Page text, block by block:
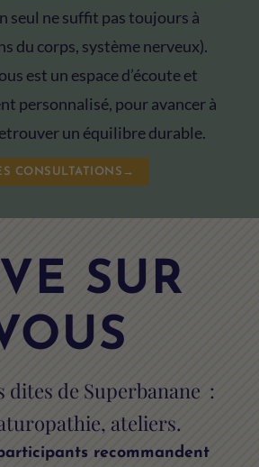
seul ne suffit pas toujours à
du corps, système nerveux).
est un espace d’écoute et
personnalisé, pour avancer à
un équilibre durable.
CONSULTATIONS→
SUR
dites de Superbanane :
ateliers.
recommandent